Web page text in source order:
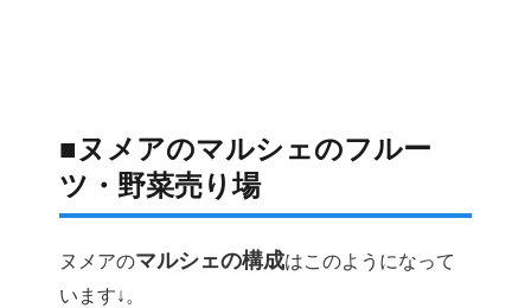
■ヌメアのマルシェのフルー
ツ・野菜売り場
ヌメアのマルシェの構成はこのようになって
います↓。